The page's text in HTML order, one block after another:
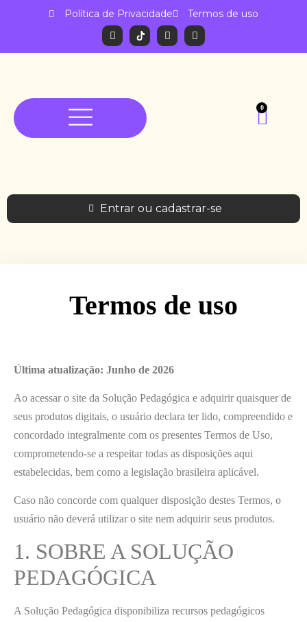
Política de Privacidade Termos de uso
0
Entrar ou cadastrar-se
Termos de uso
Última atualização: Junho de 2026
Ao acessar o site da Solução Pedagógica e adquirir quaisquer de
seus produtos digitais, o usuário declara ter lido, compreendido e
concordado integralmente com os presentes Termos de Uso,
comprometendo-se a respeitar todas as disposições aqui
estabelecidas, bem como a legislação brasileira aplicável.
Caso não concorde com qualquer disposição destes Termos, o
usuário não deverá utilizar o site nem adquirir seus produtos.
1. SOBRE A SOLUÇÃO
PEDAGÓGICA
A Solução Pedagógica disponibiliza recursos pedagógicos